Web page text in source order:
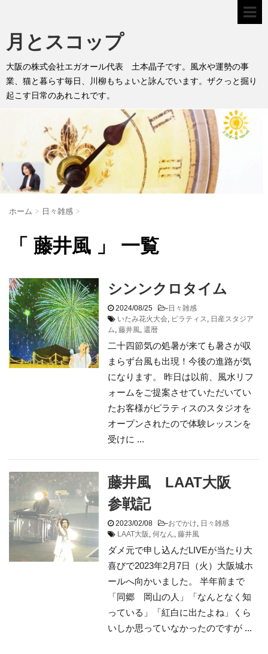
月とスコップ
大阪の株式会社エガオール代表 土本晶子です。風水や運勢の事
業、猫と暮らす毎日、川柳もちょいと詠んでいます。ザクっと掘り
起こす日常のあれこれです。
ホーム > 日々雑感 >
「 藤井風 」 一覧
シンンクロタイム
2024/08/25 -日々雑感
いたみ花火大会, ピラティス, 日産スタジア
ム, 藤井風, 還暦
二十四節気の処暑が来ても暑さが収
まらず台風も出現！今後の進路が気
になります。 昨日は以前、風水リフ
ォームをご提案させていただいてい
たお客様がピラティスのスタジオを
オープンされたので体験レッスンを
受けに ...
藤井風 LAAT大阪
参戦記
2023/02/08 -おでかけ, 日々雑感
LAAT大阪 , 何なん, 藤井風
ダメ元で申し込んだLIVEが当たり大
喜びで2023年2月7日（火）大阪城ホ
ールへ向かいました。 半年前まで
「同郷 岡山の人」「なんとなく知
っている」「紅白に出たよね」くら
いしか思っていなかったのですが ...